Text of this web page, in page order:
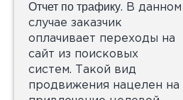
Отчет по трафику. В данном
случае заказчик
оплачивает переходы на
сайт из поисковых
систем. Такой вид
продвижения нацелен на